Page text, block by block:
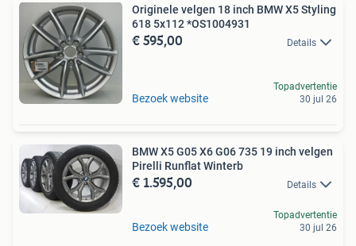
Originele velgen 18 inch BMW X5 Styling
618 5x112 *OS1004931
€ 595,00 Details
Bezoek website
Topadvertentie
30 jul 26
BMW X5 G05 X6 G06 735 19 inch velgen
Pirelli Runflat Winterb
€ 1.595,00 Details
Bezoek website
Topadvertentie
30 jul 26